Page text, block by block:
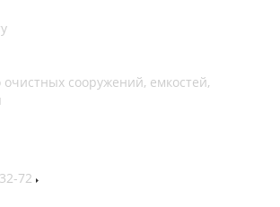
очистных сооружений, емкостей,
72